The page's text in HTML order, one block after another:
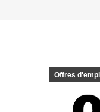
Offres